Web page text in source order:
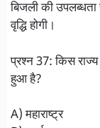
बिजली की उपलब्धता
वृद्धि होगी।
प्रश्न 37: किस
हुआ है?
A) महाराष्ट्र